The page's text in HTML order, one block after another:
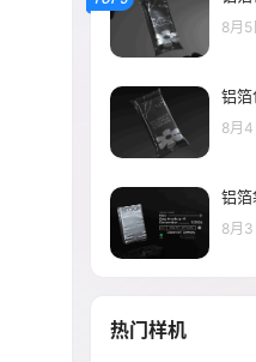
8月5
铝
8月4
铝
8月3
热门样机